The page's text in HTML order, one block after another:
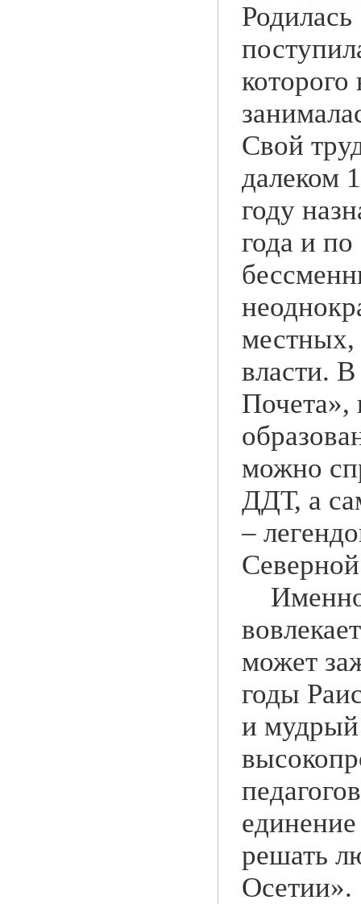
которого
Свой
далеком
году
года и по
местных,
власти.
Почета»,
можно
ДДТ, а
–
Именно
может
годы
и мудрый
единение
решать
Осетии».